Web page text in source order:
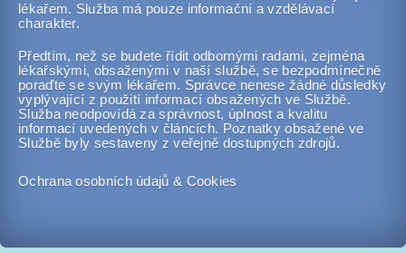
lékařem. Služba má pouze informační a vzdělávací
charakter.
Předtím, než se budete řídit odbornými radami, zejména
lékařskými, obsaženými v naší službě, se bezpodmínečně
poraďte se svým lékařem. Správce nenese žádné důsledky
vyplývající z použití informací obsažených ve Službě.
Služba neodpovídá za správnost, úplnost a kvalitu
informací uvedených v článcích. Poznatky obsažené ve
Službě byly sestaveny z veřejně dostupných zdrojů.
Ochrana osobních údajů & Cookies